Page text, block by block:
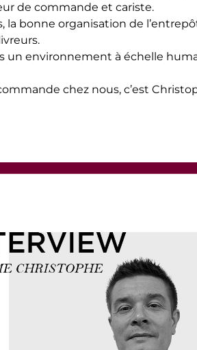
de commande et cariste.
la bonne organisation de
un environnement à échelle
chez nous, c’est